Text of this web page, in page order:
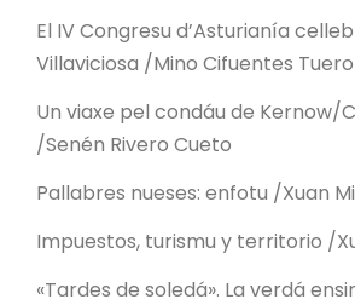
El IV Congresu d’Asturianía
Villaviciosa /Mino Cifuentes Tuero
Un viaxe pel condáu de Kernow/
/Senén Rivero Cueto
Pallabres nueses: enfotu /Xuan
Impuestos, turismu y territorio /
«Tardes de soledá». La verdá